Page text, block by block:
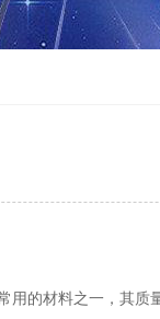
用的材料之一，其